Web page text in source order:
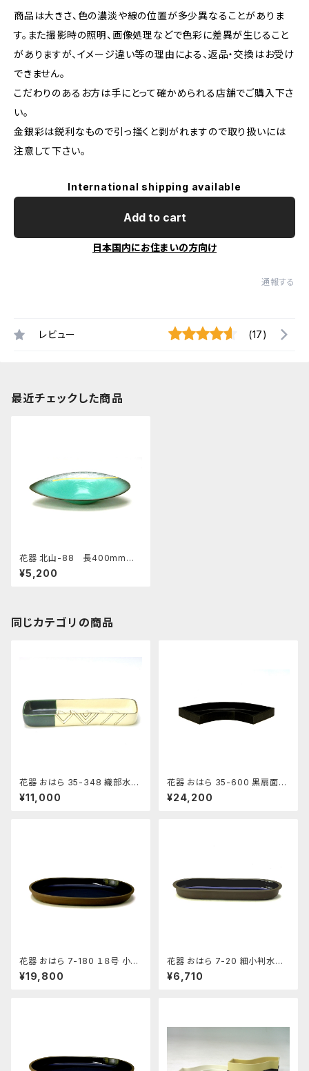
商品は大きさ、色の濃淡や線の位置が多少異なることがありま
す。また撮影時の照明、画像処理などで色彩に差異が生じること
がありますが、イメージ違い等の理由による、返品・交換はお受け
できません。
こだわりのあるお方は手にとって確かめられる店舗でご購入下さ
い。
金銀彩は鋭利なもので引っ掻くと剥がれますので取り扱いには
注意して下さい。
International shipping available
Add to cart
日本国内にお住まいの方向け
通報する
レビュー (17)
最近チェックした商品
花器 北山-88 長400mm幅2
50mm高さ75mm 陶器製
水盤 生け花 いけばな 花瓶 華
¥5,200
同じカテゴリの商品
花器 おはら 35-348 織部水盤
花瓶 フラワーベース 水盤
¥11,000
花器 おはら 35-600 黒扇面水
盤 花瓶 フラワーベース 水盤
¥24,200
花器 おはら 7-180 １８号 小判
水盤 花瓶 フラワーベース 水盤
¥19,800
花器 おはら 7-20 細小判水盤
（流円） 花瓶 フラワーベース 水
盤
¥6,710